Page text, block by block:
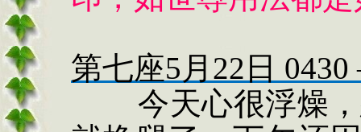
第七座5 月 22 日 0430
今天心很浮燥